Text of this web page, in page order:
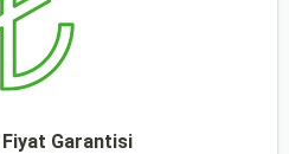
Fiyat Garantisi